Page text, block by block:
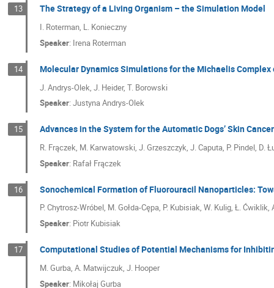
13 The Strategy of a Living Organism – the Simulation Model
I. Roterman, L. Konieczny
Speaker: Irena Roterman
14 Molecular Dynamics Simulations for the Michaelis Complex
J. Andrys-Olek, J. Heider, T. Borowski
Speaker: Justyna Andrys-Olek
15 Advances in the System for the Automatic Dogs’ Skin
R. Frączek, M. Karwatowski, J. Grzeszczyk, J. Caputa, P. Pindel,
Speaker: Rafał Frączek
16 Sonochemical Formation of Fluorouracil Nanoparticles:
P. Chytrosz-Wróbel, M. Gołda-Cępa, P. Kubisiak, W. Kulig, Ł. Ćwiklik,
Speaker: Piotr Kubisiak
17 Computational Studies of Potential Mechanisms for
M. Gurba, A. Matwijczuk, J. Hooper
Speaker: Mikołaj Gurba